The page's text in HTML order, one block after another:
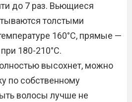
до 7 раз. Вьющиеся
толстыми
160°C, прямые —
180-210°C.
высохнет, можно
по собственному
волосы лучше не